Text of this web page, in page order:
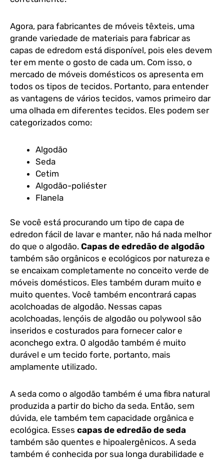
Agora, para fabricantes de móveis têxteis, uma
grande variedade de materiais para fabricar as
capas de edredom está disponível, pois eles devem
ter em mente o gosto de cada um. Com isso, o
mercado de móveis domésticos os apresenta em
todos os tipos de tecidos. Portanto, para entender
as vantagens de vários tecidos, vamos primeiro dar
uma olhada em diferentes tecidos. Eles podem ser
categorizados como:
Algodão
Seda
Cetim
Algodão-poliéster
Flanela
Se você está procurando um tipo de capa de
edredon fácil de lavar e manter, não há nada melhor
do que o algodão. Capas de edredão de algodão
também são orgânicos e ecológicos por natureza e
se encaixam completamente no conceito verde de
móveis domésticos. Eles também duram muito e
muito quentes. Você também encontrará capas
acolchoadas de algodão. Nessas capas
acolchoadas, lençóis de algodão ou polywool são
inseridos e costurados para fornecer calor e
aconchego extra. O algodão também é muito
durável e um tecido forte, portanto, mais
amplamente utilizado.
A seda como o algodão também é uma fibra natural
produzida a partir do bicho da seda. Então, sem
dúvida, ele também tem capacidade orgânica e
ecológica. Esses capas de edredão de seda
também são quentes e hipoalergênicos. A seda
também é conhecida por sua longa durabilidade e